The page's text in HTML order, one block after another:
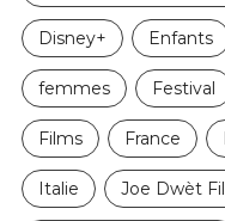
Disney+ Enfants
femmes Festival
Films France
Italie Joe Dwèt